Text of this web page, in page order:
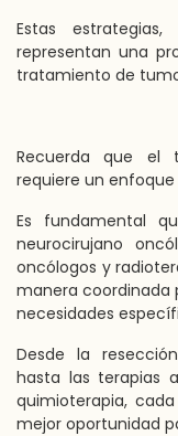
Estas
representan una
tratamiento de
Recuerda que el
requiere un
Es fundamental
neurocirujano
oncólogos y
manera coordinada
necesidades
Desde la
hasta las terapias
quimioterapia,
mejor oportunidad